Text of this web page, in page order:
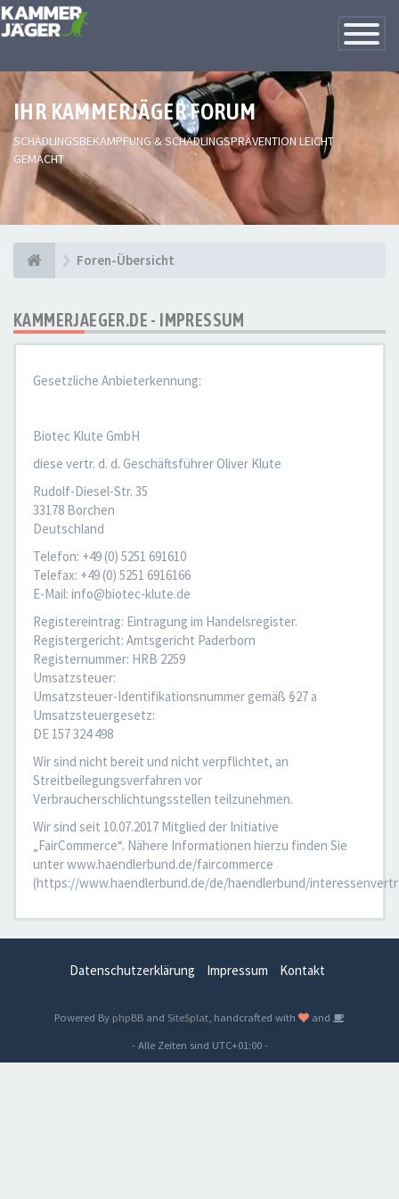
Toggle
IHR KAMMERJÄGER FORUM
SCHÄDLINGSBEKÄMPFUNG & SCHÄDLINGSPRÄVENTION LEICHT
GEMACHT
Foren-Übersicht
KAMMERJAEGER.DE - IMPRESSUM
Gesetzliche Anbieterkennung:
Biotec Klute GmbH
diese vertr. d. d. Geschäftsführer Oliver Klute
Rudolf-Diesel-Str. 35
33178 Borchen
Deutschland
Telefon: +49 (0) 5251 691610
Telefax: +49 (0) 5251 6916166
E-Mail: info@biotec-klute.de
Registereintrag: Eintragung im Handelsregister.
Registergericht: Amtsgericht Paderborn
Registernummer: HRB 2259
Umsatzsteuer:
Umsatzsteuer-Identifikationsnummer gemäß §27 a
Umsatzsteuergesetz:
DE 157 324 498
Wir sind nicht bereit und nicht verpflichtet, an
Streitbeilegungsverfahren vor
Verbraucherschlichtungsstellen teilzunehmen.
Wir sind seit 10.07.2017 Mitglied der Initiative
„FairCommerce“. Nähere Informationen hierzu finden Sie
unter www.haendlerbund.de/faircommerce
(https://www.haendlerbund.de/de/haendlerbund/
Datenschutzerklärung Impressum Kontakt
Powered By phpBB and SiteSplat , handcrafted with
and
- Alle Zeiten sind UTC+01:00-